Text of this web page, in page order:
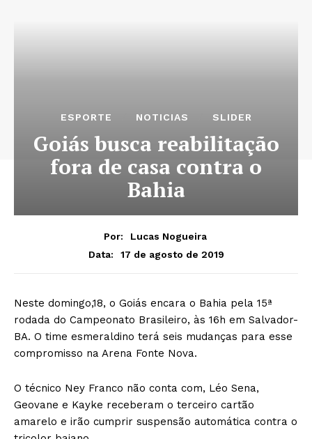
ESPORTE NOTICIAS SLIDER
Goiás busca reabilitação
fora de casa contra o
Bahia
Por:
Lucas Nogueira
Data:
17 de agosto de 2019
Neste domingo,18, o Goiás encara o Bahia pela 15ª
rodada do Campeonato Brasileiro, às 16h em Salvador-
BA. O time esmeraldino terá seis mudanças para esse
compromisso na Arena Fonte Nova.
O técnico Ney Franco não conta com, Léo Sena,
Geovane e Kayke receberam o terceiro cartão
amarelo e irão cumprir suspensão automática contra o